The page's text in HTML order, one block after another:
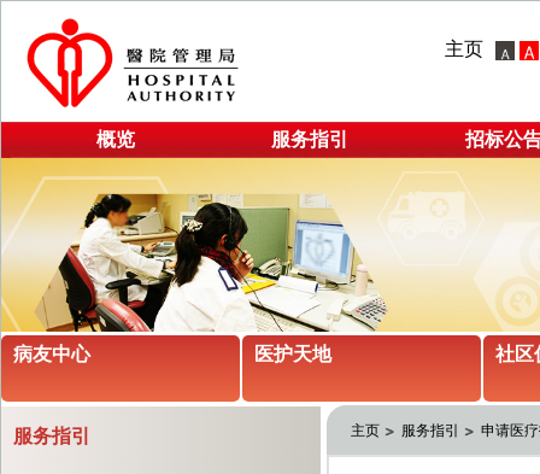
主页
概览 服务指引 招标公
病友中心 医护天地 社区
服务指引 主页 服务指引 申请医